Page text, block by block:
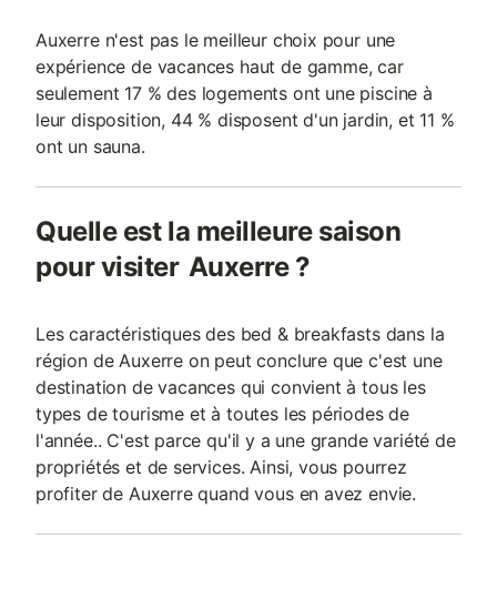
Auxerre n'est pas le meilleur choix pour une
expérience de vacances haut de gamme, car
seulement 17 % des logements ont une piscine à
leur disposition, 44 % disposent d'un jardin, et 11 %
ont un sauna.
Quelle est la meilleure saison
pour visiter Auxerre ?
Les caractéristiques des bed & breakfasts dans la
région de Auxerre on peut conclure que c'est une
destination de vacances qui convient à tous les
types de tourisme et à toutes les périodes de
l'année.. C'est parce qu'il y a une grande variété de
propriétés et de services. Ainsi, vous pourrez
profiter de Auxerre quand vous en avez envie.